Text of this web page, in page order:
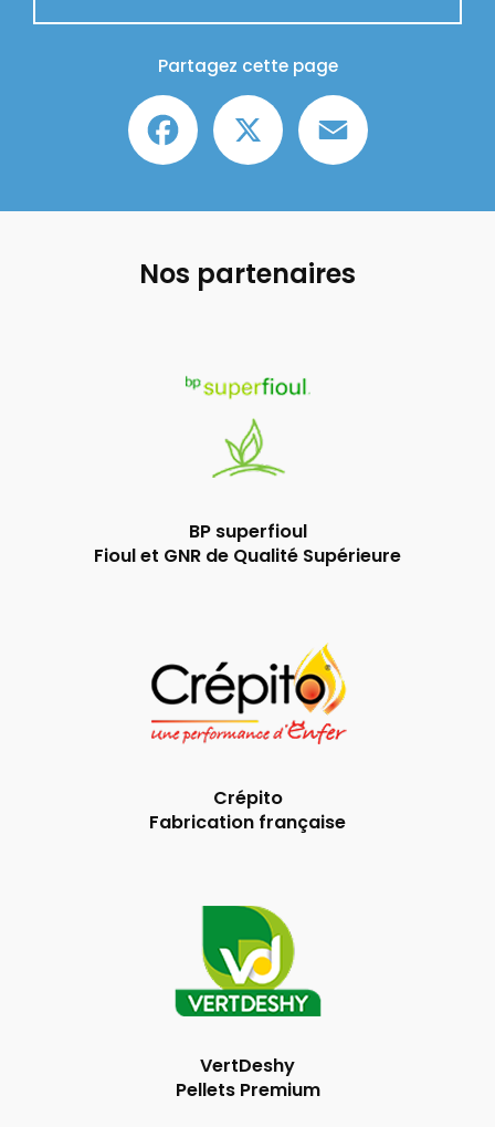
Partagez cette page
Facebook
Nos partenaires
BP superfioul
Fioul et GNR de Qualité Supérieure
Crépito
Fabrication française
VertDeshy
Pellets Premium